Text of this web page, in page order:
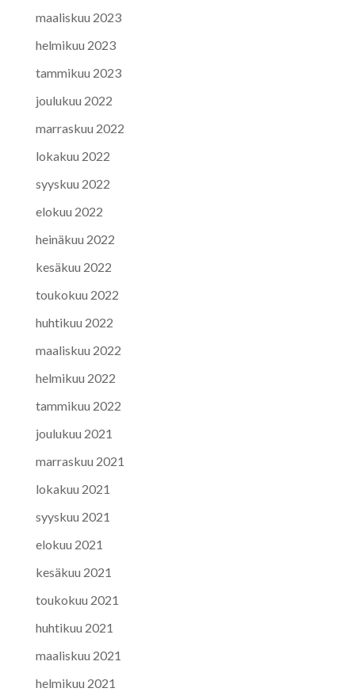
maaliskuu 2023
helmikuu 2023
tammikuu 2023
joulukuu 2022
marraskuu 2022
lokakuu 2022
syyskuu 2022
elokuu 2022
heinäkuu 2022
kesäkuu 2022
toukokuu 2022
huhtikuu 2022
maaliskuu 2022
helmikuu 2022
tammikuu 2022
joulukuu 2021
marraskuu 2021
lokakuu 2021
syyskuu 2021
elokuu 2021
kesäkuu 2021
toukokuu 2021
huhtikuu 2021
maaliskuu 2021
helmikuu 2021